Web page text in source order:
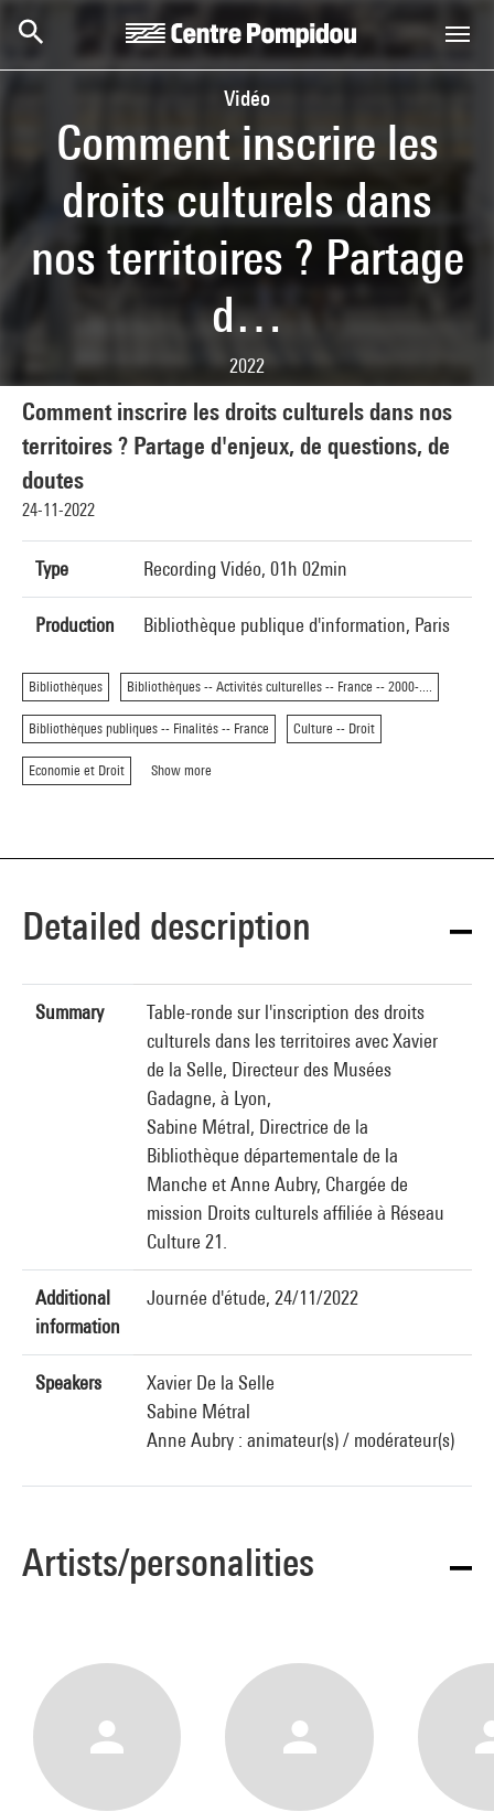
Vidéo
Comment inscrire les
droits culturels dans
nos territoires ? Partage
d…
2022
Comment inscrire les droits culturels dans nos
territoires ? Partage d'enjeux, de questions, de
doutes
24-11-2022
Type Recording Vidéo, 01h 02min
Production Bibliothèque publique d'information, Paris
Bibliothèques Bibliothèques -- Activités culturelles -- France -- 2000-....
Bibliothèques publiques -- Finalités -- France Culture -- Droit
Economie et Droit Show more
Detailed description
Summary
Table-ronde sur l'inscription des droits
culturels dans les territoires avec Xavier
de la Selle, Directeur des Musées
Gadagne, à Lyon,
Sabine Métral, Directrice de la
Bibliothèque départementale de la
Manche et Anne Aubry, Chargée de
mission Droits culturels affiliée à Réseau
Culture 21.
Additional
information
Journée d'étude, 24/11/2022
Speakers
Xavier De la Selle
Sabine Métral
Anne Aubry : animateur(s) / modérateur(s)
Artists/personalities